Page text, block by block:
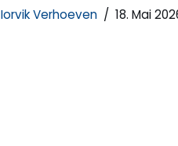
Iorvik Verhoeven 18. Mai